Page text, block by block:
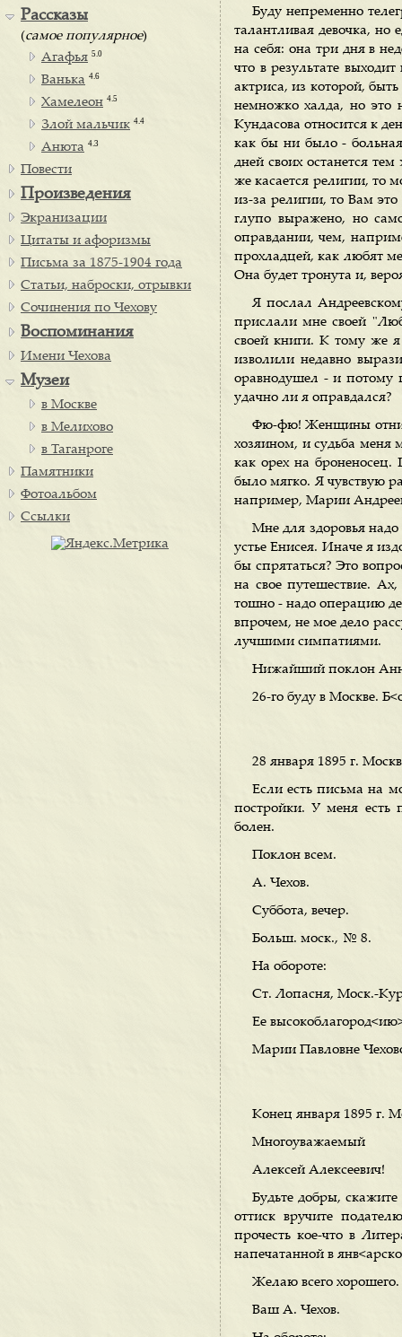
Буду непременно
талантливая девочка,
на себя: она три дня в
что в результате
актриса, из которой,
немножко халда, но это
Кундасова относится к
как бы ни было -
дней своих останется
же касается религии, то
из-за религии, то Вам
глупо выражено, но
оправдании, чем,
прохладцей, как любят
Она будет тронута и,
Я послал
прислали мне своей
своей книги. К тому же
изволили недавно
оравнодушел - и потому
удачно ли я оправдался?
Фю-фю! Женщины
хозяином, и судьба меня
как орех на
было мягко. Я чувствую
например, Марии
Мне для здоровья
устье Енисея. Иначе я
бы спрятаться? Это
на свое путешествие.
тошно - надо операцию
впрочем, не мое дело
лучшими симпатиями.
Нижайший поклон
26-го буду в Москве.
28 января 1895 г.
Если есть письма на
постройки. У меня есть
болен.
Поклон всем.
А. Чехов.
Суббота, вечер.
Больш. моск., № 8.
На обороте:
Ст. Лопасня, Моск.-
Ее
Марии Павловне
Конец января 1895 г.
Многоуважаемый
Алексей Алексеевич!
Будьте добры,
оттиск вручите
прочесть кое-что в
напечатанной в
Желаю всего хорошего.
Ваш А. Чехов.
Рассказы
(самое популярное)
Агафья 5.0
Ванька 4.6
Хамелеон 4.5
Злой мальчик 4.4
Анюта 4.3
Повести
Произведения
Экранизации
Цитаты и афоризмы
Письма за 1875-1904 года
Статьи, наброски, отрывки
Сочинения по Чехову
Воспоминания
Имени Чехова
Музеи
в Москве
в Мелихово
в Таганроге
Памятники
Фотоальбом
Ссылки